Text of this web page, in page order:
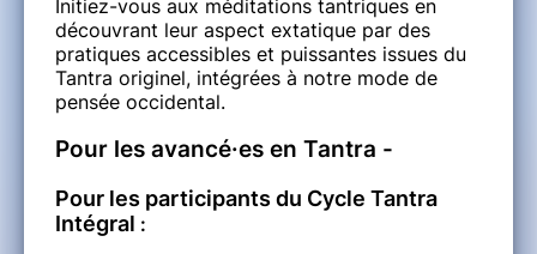
Initiez-vous aux méditations tantriques en
découvrant leur aspect extatique par des
pratiques accessibles et puissantes issues du
Tantra originel, intégrées à notre mode de
pensée occidental.
Pour les avancé·es en Tantra -
Pour les participants du Cycle Tantra
Intégral :